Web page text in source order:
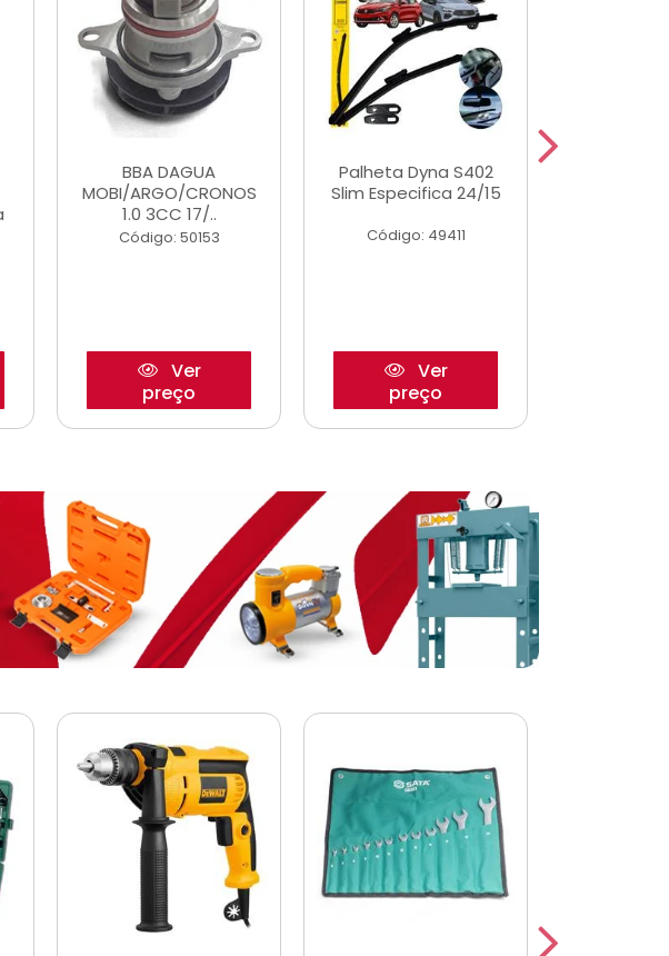
BBA DAGUA
MOBI/ARGO/CRONOS
1.0 3CC 17/..
Código: 50153
Ver
preço
Palheta Dyna S402
Slim Especifica 24/15
Código: 49411
Ver
preço